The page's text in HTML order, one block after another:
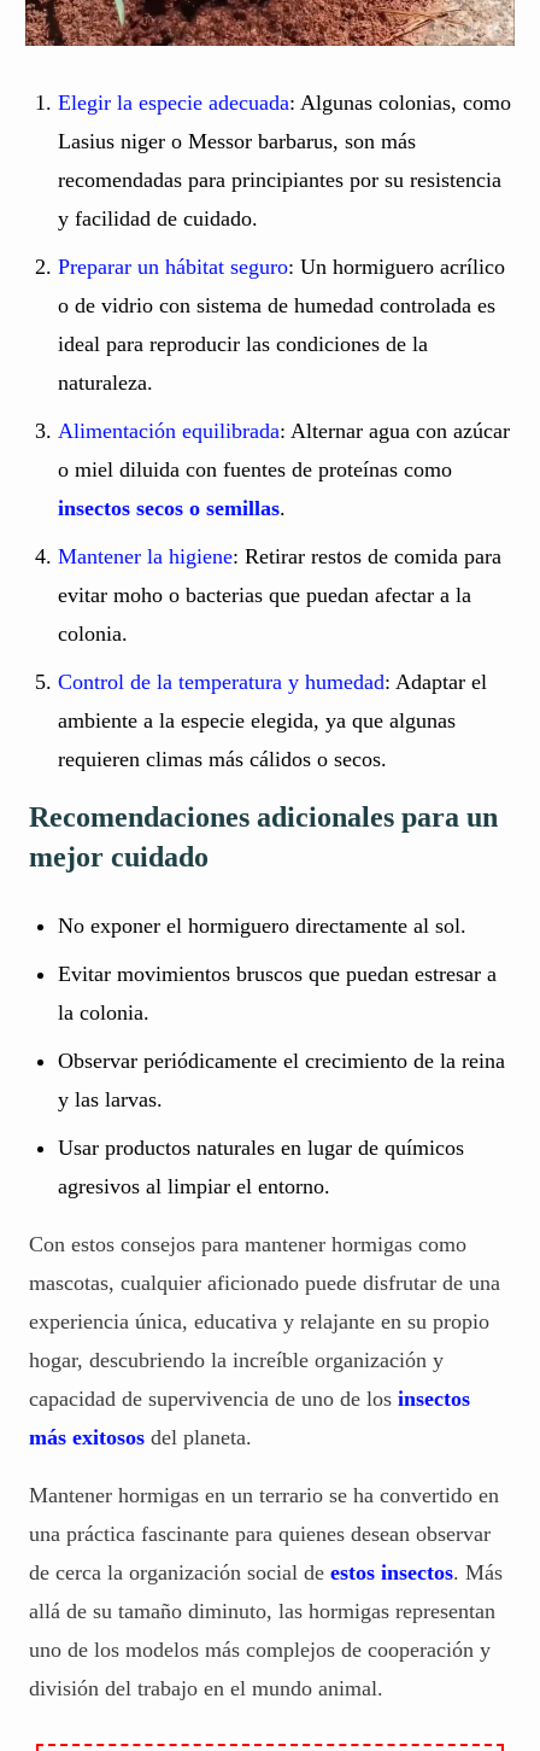
Elegir la especie adecuada: Algunas colonias, como
Lasius niger o Messor barbarus, son más
recomendadas para principiantes por su resistencia
y facilidad de cuidado.
Preparar un hábitat seguro: Un hormiguero acrílico
o de vidrio con sistema de humedad controlada es
ideal para reproducir las condiciones de la
naturaleza.
Alimentación equilibrada: Alternar agua con azúcar
o miel diluida con fuentes de proteínas como
insectos secos o semillas.
Mantener la higiene: Retirar restos de comida para
evitar moho o bacterias que puedan afectar a la
colonia.
Control de la temperatura y humedad: Adaptar el
ambiente a la especie elegida, ya que algunas
requieren climas más cálidos o secos.
Recomendaciones adicionales para un
mejor cuidado
No exponer el hormiguero directamente al sol.
Evitar movimientos bruscos que puedan estresar a
la colonia.
Observar periódicamente el crecimiento de la reina
y las larvas.
Usar productos naturales en lugar de químicos
agresivos al limpiar el entorno.
Con estos consejos para mantener hormigas como
mascotas, cualquier aficionado puede disfrutar de una
experiencia única, educativa y relajante en su propio
hogar, descubriendo la increíble organización y
capacidad de supervivencia de uno de los insectos
más exitosos del planeta.
Mantener hormigas en un terrario se ha convertido en
una práctica fascinante para quienes desean observar
de cerca la organización social de estos insectos. Más
allá de su tamaño diminuto, las hormigas representan
uno de los modelos más complejos de cooperación y
división del trabajo en el mundo animal.